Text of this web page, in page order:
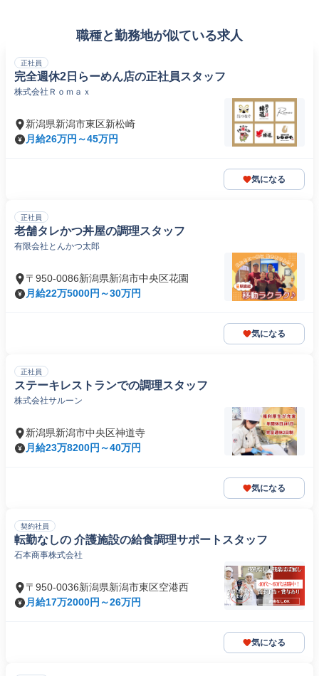
職種と勤務地が似ている求人
正社員
完全週休2日らーめん店の正社員スタッフ
株式会社Ｒｏｍａｘ
新潟県新潟市東区新松崎
月給26万円～45万円
気になる
正社員
老舗タレかつ丼屋の調理スタッフ
有限会社とんかつ太郎
〒950-0086新潟県新潟市中央区花園
月給22万5000円～30万円
気になる
正社員
ステーキレストランでの調理スタッフ
株式会社サルーン
新潟県新潟市中央区神道寺
月給23万8200円～40万円
気になる
契約社員
転勤なしの 介護施設の給食調理サポートスタッフ
石本商事株式会社
〒950-0036新潟県新潟市東区空港西
月給17万2000円～26万円
気になる